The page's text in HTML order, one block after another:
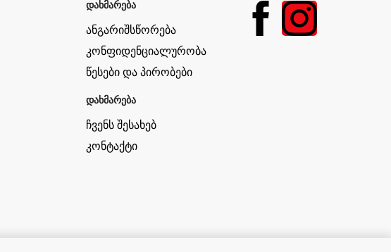
დახმარება
ანგარიშსწორება
კონფიდენციალურობა
წესები და პირობები
დახმარება
ჩვენს შესახებ
კონტაქტი